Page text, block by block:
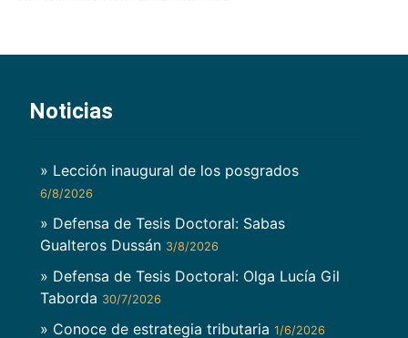
Noticias
» Lección inaugural de los posgrados
6/8/2026
» Defensa de Tesis Doctoral: Sabas
Gualteros Dussán 3/8/2026
» Defensa de Tesis Doctoral: Olga Lucía Gil
Taborda 30/7/2026
» Conoce de estrategia tributaria 1/6/2026